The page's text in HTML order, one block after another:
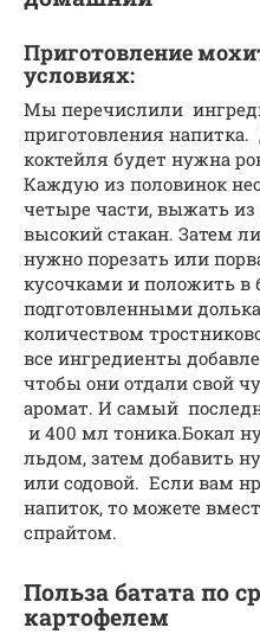
Приготовление
условиях:
Мы перечислили
приготовления
коктейля будет нужна
Каждую из половинок
четыре части, выжать
высокий стакан. Затем
нужно порезать или
кусочками и положить в
подготовленными
количеством
все ингредиенты
чтобы они отдали свой
аромат. И самый
и 400 мл тоника.Бокал
льдом, затем добавить
или содовой. Если вам
напиток, то можете
спрайтом.
Польза батата по
картофелем